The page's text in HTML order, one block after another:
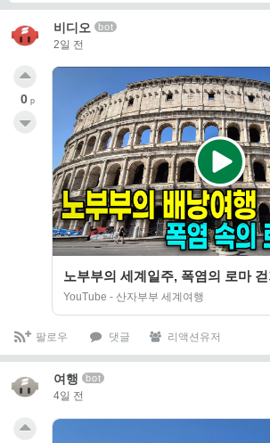
비디오 bot
2일 전
노부부의 세계일주, 폭염의 로마 걷
YouTube - 산자부부 세계여행
0 p
팔로우 댓글 리액션유저
여행 bot
4일 전